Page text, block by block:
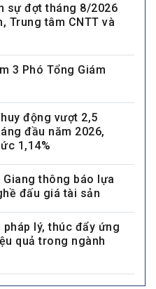
sự đợt tháng 8/2026
Trung tâm CNTT và
3 Phó Tổng Giám
động vượt 2,5
đầu năm 2026,
1,14%
Giang thông báo lựa
đấu giá tài sản
lý, thúc đẩy ứng
quả trong ngành